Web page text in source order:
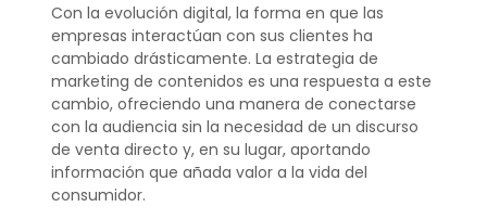
Con la evolución digital, la forma en que las
empresas interactúan con sus clientes ha
cambiado drásticamente. La estrategia de
marketing de contenidos es una respuesta a este
cambio, ofreciendo una manera de conectarse
con la audiencia sin la necesidad de un discurso
de venta directo y, en su lugar, aportando
información que añada valor a la vida del
consumidor.